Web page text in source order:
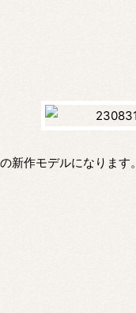
新作モデルになります。